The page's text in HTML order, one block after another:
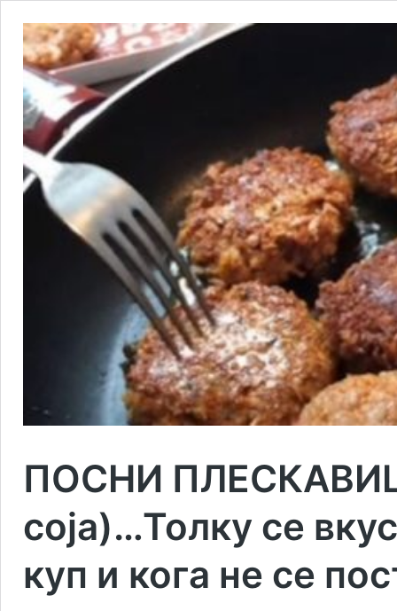
ПОСНИ
соја)…Толку се
куп и кога не се